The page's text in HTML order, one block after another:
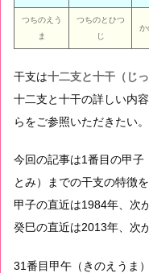
つちのえう
ま
つちのとひつ
じ
か
干支は十二支と十干（じ
十二支と十干の詳しい内
らをご参照いただきたい。
今回の記事は1番目の甲
とみ）までの干支の特徴を
甲子の直近は1984年、次
癸巳の直近は2013年、次
31番目甲午（きのえうま